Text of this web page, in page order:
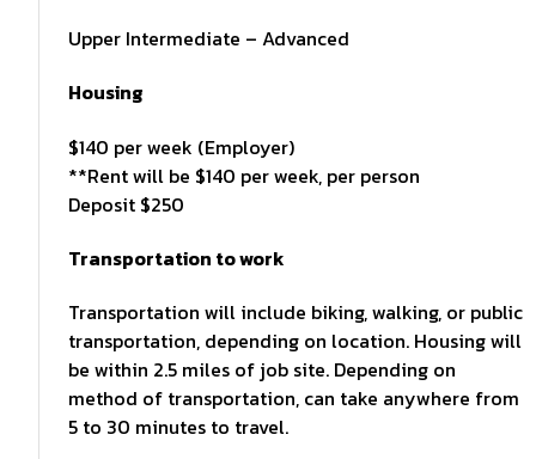
Upper Intermediate – Advanced
Housing
$140 per week (Employer)
**Rent will be $140 per week, per person
Deposit $250
Transportation to work
Transportation will include biking, walking, or public
transportation, depending on location. Housing will
be within 2.5 miles of job site. Depending on
method of transportation, can take anywhere from
5 to 30 minutes to travel.